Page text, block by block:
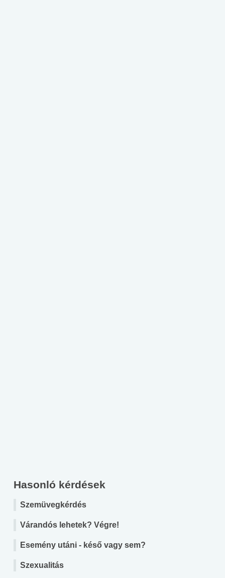
Hasonló kérdések
Szemüvegkérdés
Várandós lehetek? Végre!
Esemény utáni - késő vagy sem?
Szexualitás